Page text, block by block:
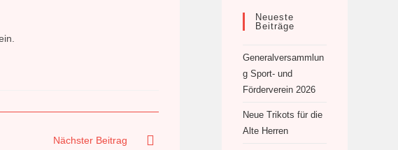
Nächster Beitrag
Neueste
Beiträge
Generalversammlun
g Sport- und
Förderverein 2026
Neue Trikots für die
Alte Herren